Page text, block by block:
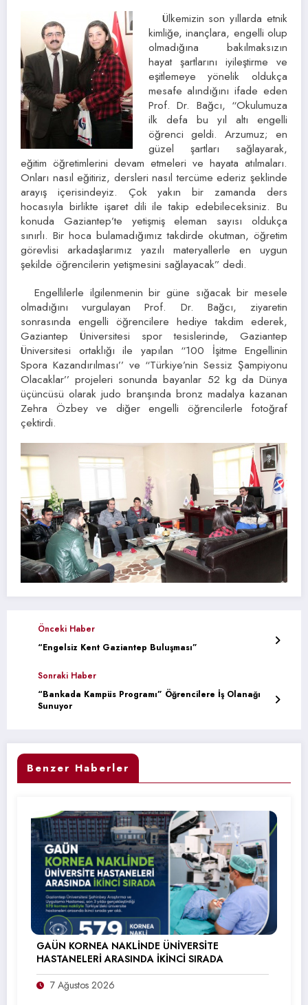
Ülkemizin son yıllarda etnik
kimliğe, inançlara, engelli olup
olmadığına bakılmaksızın
hayat şartlarını iyileştirme ve
eşitlemeye yönelik oldukça
mesafe alındığını ifade eden
Prof. Dr. Bağcı, “Okulumuza
ilk defa bu yıl altı engelli
öğrenci geldi. Arzumuz; en
güzel şartları sağlayarak,
eğitim öğretimlerini devam etmeleri ve hayata atılmaları.
Onları nasıl eğitiriz, dersleri nasıl tercüme ederiz şeklinde
arayış içerisindeyiz. Çok yakın bir zamanda ders
hocasıyla birlikte işaret dili ile takip edebileceksiniz. Bu
konuda Gaziantep’te yetişmiş eleman sayısı oldukça
sınırlı. Bir hoca bulamadığımız takdirde okutman, öğretim
görevlisi arkadaşlarımız yazılı materyallerle en uygun
şekilde öğrencilerin yetişmesini sağlayacak” dedi.
Engellilerle ilgilenmenin bir güne sığacak bir mesele
olmadığını vurgulayan Prof. Dr. Bağcı, ziyaretin
sonrasında engelli öğrencilere hediye takdim ederek,
Gaziantep Üniversitesi spor tesislerinde, Gaziantep
Üniversitesi ortaklığı ile yapılan “100 İşitme Engellinin
Spora Kazandırılması’’ ve “Türkiye’nin Sessiz Şampiyonu
Olacaklar’’ projeleri sonunda bayanlar 52 kg da Dünya
üçüncüsü olarak judo branşında bronz madalya kazanan
Zehra Özbey ve diğer engelli öğrencilerle fotoğraf
çektirdi.
Önceki Haber
“Engelsiz Kent Gaziantep Buluşması”
Sonraki Haber
“Bankada Kampüs Programı” Öğrencilere İş Olanağı
Sunuyor
Benzer Haberler
GAÜN KORNEA NAKLİNDE ÜNİVERSİTE
HASTANELERİ ARASINDA İKİNCİ SIRADA
7 Ağustos 2026